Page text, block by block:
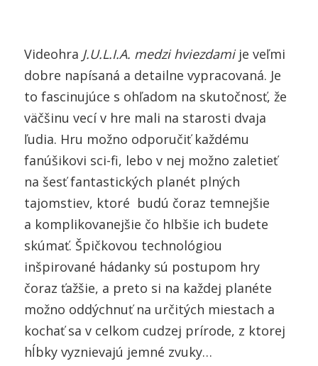
Videohra J.U.L.I.A. medzi hviezdamije veľmi
dobre napísaná a detailne vypracovaná. Je
to fascinujúce s ohľadom na skutočnosť, že
väčšinu vecí v hre mali na starosti dvaja
ľudia. Hru možno odporučiť každému
fanúšikovi sci-fi, lebo v nej možno zaletieť
na šesť fantastických planét plných
tajomstiev, ktoré budú čoraz temnejšie
a komplikovanejšie čo hlbšie ich budete
skúmať. Špičkovou technológiou
inšpirované hádanky sú postupom hry
čoraz ťažšie, a preto si na každej planéte
možno oddýchnuť na určitých miestach a
kochať sa v celkom cudzej prírode, z ktorej
hĺbky vyznievajú jemné zvuky…